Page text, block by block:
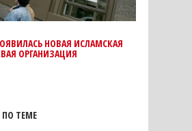
НОВАЯ ИСЛАМСКАЯ
ОРГАНИЗАЦИЯ
ТЕМЕ